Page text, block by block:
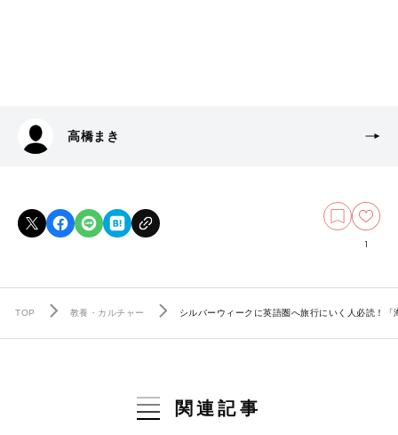
高橋まき
1
TOP 教養・カルチャー シルバーウィークに英語圏へ旅行にいく人必読！
関連記事